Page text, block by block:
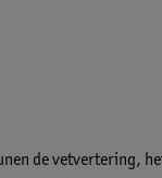
de vetvertering,